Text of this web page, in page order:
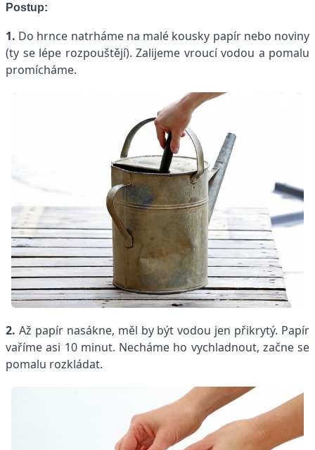
Postup:
1. Do hrnce natrháme na malé kousky papír nebo noviny
(ty se lépe rozpouštějí). Zalijeme vroucí vodou a pomalu
promícháme.
2. Až papír nasákne, měl by být vodou jen přikrytý. Papír
vaříme asi 10 minut. Necháme ho vychladnout, začne se
pomalu rozkládat.